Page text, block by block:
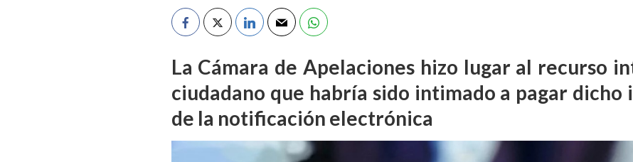
La Cámara de Apelaciones hizo lugar al recurso
ciudadano que habría sido intimado a pagar dicho
de la notificación electrónica